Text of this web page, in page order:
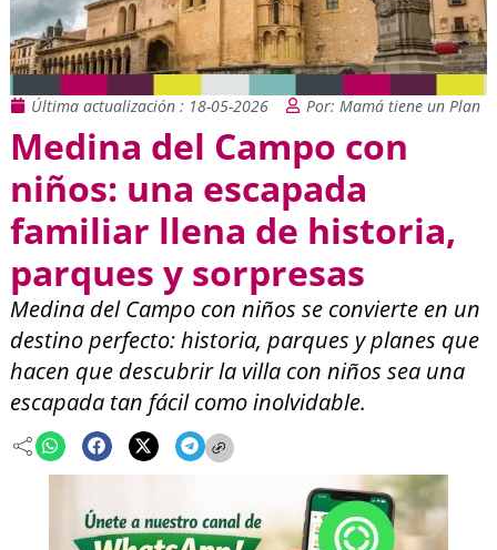
Última actualización : 18-05-2026 Por: Mamá tiene un Plan
Medina del Campo con
niños: una escapada
familiar llena de historia,
parques y sorpresas
Medina del Campo con niños se convierte en un
destino perfecto: historia, parques y planes que
hacen que descubrir la villa con niños sea una
escapada tan fácil como inolvidable.